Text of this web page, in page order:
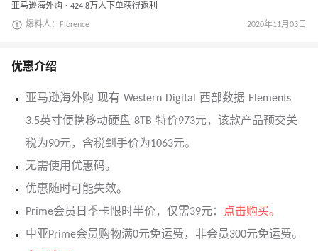
亚马逊海外购 · 424.8万人下单获得返利
爆料人：Florence 2020年11月03日
优惠介绍
亚马逊海外购 现有 Western Digital 西部数据 Elements
3.5英寸便携移动硬盘 8TB 特价973元，该款产品预交关
税为90元，含税到手价为1063元。
无需使用优惠码。
优惠随时可能失效。
Prime会员日季卡限时半价，仅需39元：
点击购买。
中亚Prime会员购物满0元免运费，非会员300元免运费。